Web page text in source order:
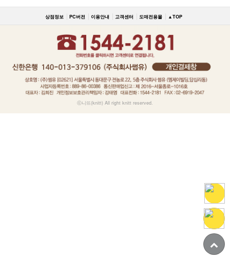
상점정보 PC버전 이용안내 고객센터 도매전용몰 ▲TOP
ⓒ니뜨(knitt) All right knitt reserved.